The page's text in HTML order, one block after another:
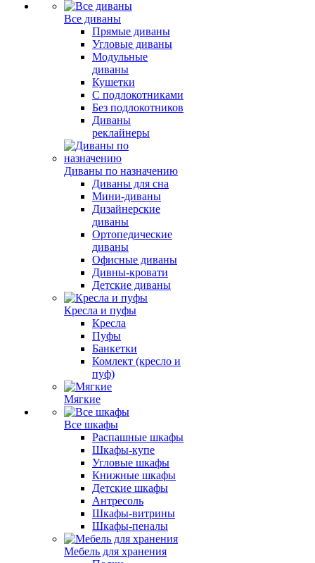
Все диваны
Прямые диваны
Угловые диваны
Модульные
диваны
Кушетки
С подлокотниками
Без подлокотников
Диваны
реклайнеры
Диваны по назначению
Диваны для сна
Мини-диваны
Дизайнерские
диваны
Ортопедические
диваны
Офисные диваны
Дивны-кровати
Детские диваны
Кресла и пуфы
Кресла
Пуфы
Банкетки
Комлект (кресло и
пуф)
Мягкие
Все шкафы
Распашные шкафы
Шкафы-купе
Угловые шкафы
Книжные шкафы
Детские шкафы
Антресоль
Шкафы-витрины
Шкафы-пеналы
Мебель для хранения